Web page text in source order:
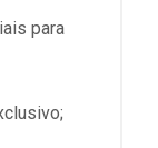
para